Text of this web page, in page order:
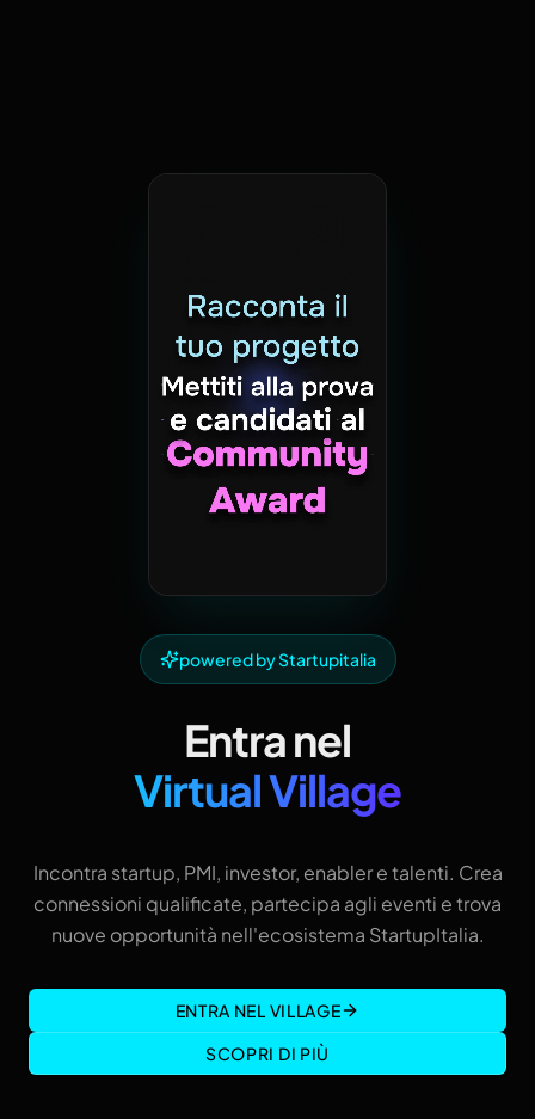
powered by Startupitalia
Entra nel
Virtual Village
Incontra startup, PMI, investor, enabler e talenti. Crea
connessioni qualificate, partecipa agli eventi e trova
nuove opportunità nell'ecosistema StartupItalia.
ENTRA NEL VILLAGE
SCOPRI DI PIÙ